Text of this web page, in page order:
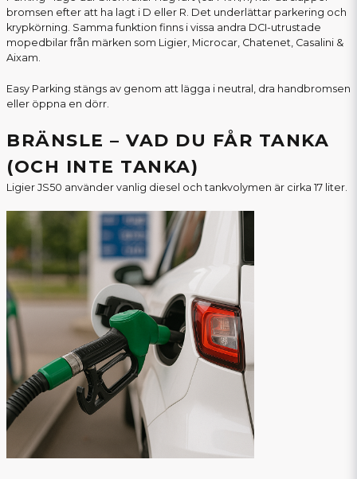
bromsen efter att ha lagt i D eller R. Det underlättar parkering och
krypkörning. Samma funktion finns i vissa andra DCI-utrustade
mopedbilar från märken som Ligier, Microcar, Chatenet, Casalini &
Aixam.
Easy Parking stängs av genom att lägga i neutral, dra handbromsen
eller öppna en dörr.
BRÄNSLE – VAD DU FÅR TANKA
(OCH INTE TANKA)
Ligier JS50 använder vanlig diesel och tankvolymen är cirka 17 liter.